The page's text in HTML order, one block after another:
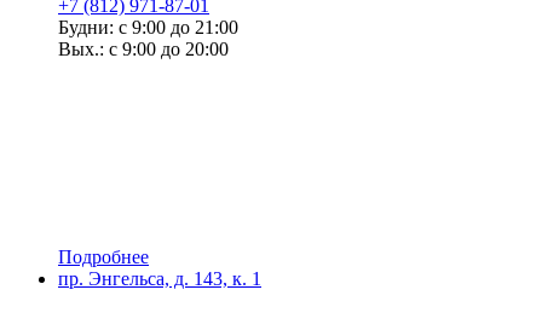
+7 (812) 971-87-01
Будни: с 9:00 до 21:00
Вых.: с 9:00 до 20:00
Подробнее
пр. Энгельса, д. 143, к. 1